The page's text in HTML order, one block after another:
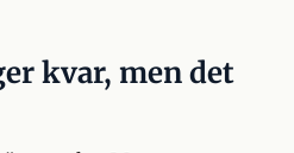
kvar, men det